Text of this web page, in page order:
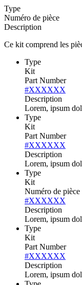
Type
Numéro de pièce
Description
Ce kit comprend les
Type
Kit
Part Number
#XXXXXX
Description
Lorem, ipsum
Type
Kit
Part Number
#XXXXXX
Description
Lorem, ipsum
Type
Kit
Numéro de pièce
#XXXXXX
Description
Lorem, ipsum
Type
Kit
Part Number
#XXXXXX
Description
Lorem, ipsum